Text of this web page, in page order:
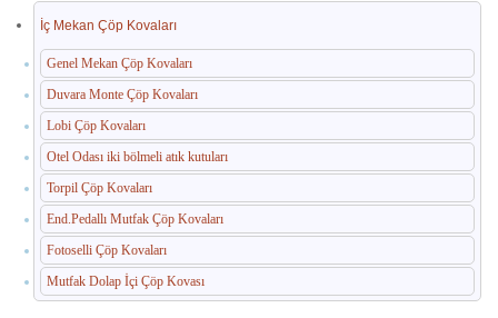
İç Mekan Çöp Kovaları
Genel Mekan Çöp Kovaları
Duvara Monte Çöp Kovaları
Lobi Çöp Kovaları
Otel Odası iki bölmeli atık kutuları
Torpil Çöp Kovaları
End.Pedallı Mutfak Çöp Kovaları
Fotoselli Çöp Kovaları
Mutfak Dolap İçi Çöp Kovası